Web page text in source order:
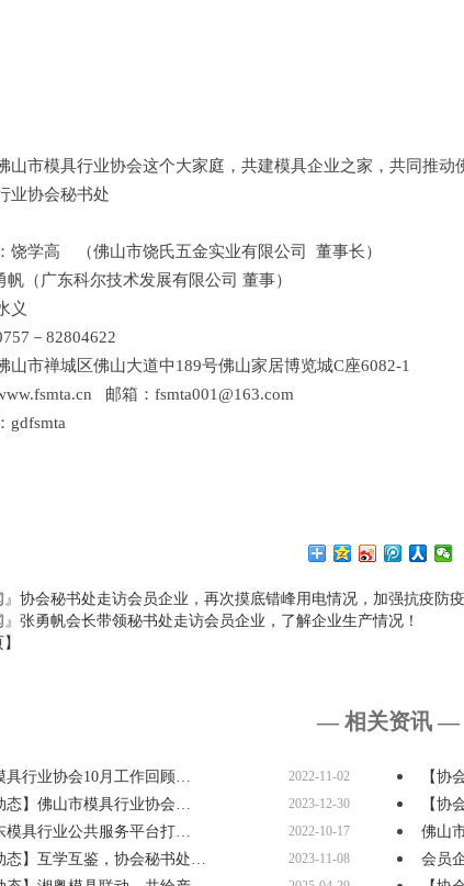
山市模具行业协会这个大家庭，共建模具企业之家，共同推动
业协会秘书处
饶学高 （佛山市饶氏五金实业有限公司 董事长）
（广东科尔技术发展有限公司 董事）
义
－82804622
山市禅城区佛山大道中189号佛山家居博览城C座6082-1
邮箱：fsmta001@163.com
gdfsmta
协会秘书处走访会员企业，再次摸底错峰用电情况，加强抗疫防
张勇帆会长带领秘书处走访会员企业，了解企业生产情况！
— 相关资讯 —
具行业协会10月工作回顾… 2022-11-02 【协
态】佛山市模具行业协会… 2023-12-30 【协
模具行业公共服务平台打… 2022-10-17 佛山
态】互学互鉴，协会秘书处… 2023-11-08 会员